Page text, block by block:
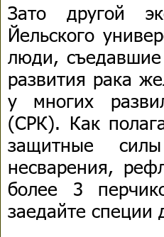
Зато другой
Йельского
люди,
развития рака
у многих
(СРК). Как
защитные
несварения,
более 3
заедайте специи